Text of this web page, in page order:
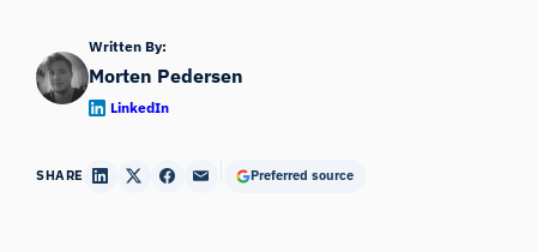
Written By:
Morten Pedersen
LinkedIn
SHARE Preferred source